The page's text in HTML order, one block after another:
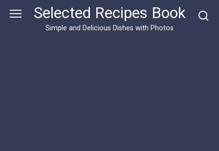
Selected Recipes Book
Simple and Delicious Dishes with Photos